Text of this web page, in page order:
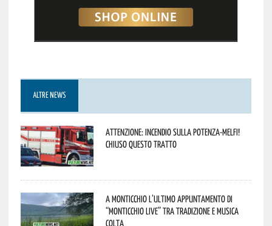
ALTRE NEWS
Attenzione: incendio sulla Potenza-Melfi!
Chiuso questo tratto
A Monticchio l’ultimo appuntamento di
“Monticchio Live” tra tradizione e musica
colta